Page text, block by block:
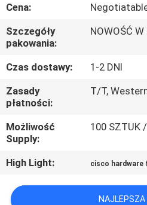
KONTROLA
JAKOŚCI
SKONTAKTUJ
SIĘ
Z
NAMI
NOWOŚCI
Cena:
Szczegóły
pakowania:
NOWOŚĆ W
Czas dostawy:
1-2 DNI
Zasady
płatności:
T/T,
Możliwość
Supply:
100 SZTUK
High Light: cisco hardware
NAJLEPSZA